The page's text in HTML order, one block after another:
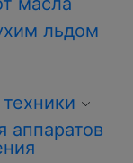
льдом
аппаратов